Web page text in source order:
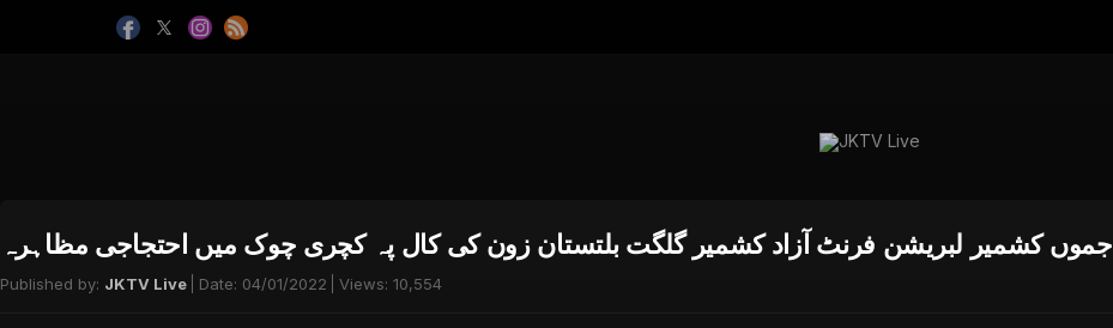
جموں کشمیر لبریشن فرنٹ آزاد کشمیر گلگت بلتستان زون کی کال پہ کچری چوک میں احتجاجی مظاہرہ
Published by: JKTV Live Date: 04/01/2022 Views: 10,554